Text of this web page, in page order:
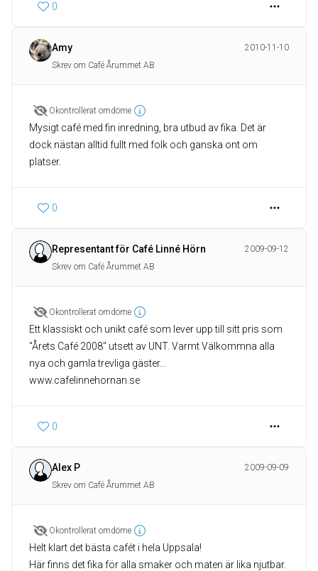
0
Amy
2010-11-10
Skrev om Café Årummet AB
Okontrollerat omdöme
Mysigt café med fin inredning, bra utbud av fika. Det är
dock nästan alltid fullt med folk och ganska ont om
platser.
0
Representant för Café Linné Hörn
2009-09-12
Skrev om Café Årummet AB
Okontrollerat omdöme
Ett klassiskt och unikt café som lever upp till sitt pris som
"Årets Café 2008" utsett av UNT. Varmt Välkommna alla
nya och gamla trevliga gäster...
0
Alex P
2009-09-09
Skrev om Café Årummet AB
Okontrollerat omdöme
Helt klart det bästa cafét i hela Uppsala!
Här finns det fika för alla smaker och maten är lika njutbar.